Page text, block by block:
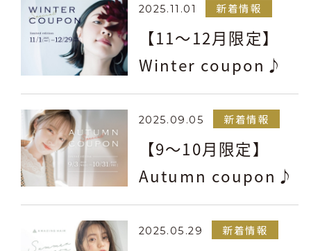
2025.11.01 新着情報
【11～12月限定】
Winter coupon♪
2025.09.05 新着情報
【9～10月限定】
Autumn coupon♪
2025.05.29 新着情報